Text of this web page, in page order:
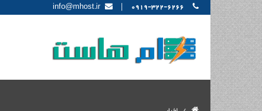
0919-322-6266
|
info@mhost.ir